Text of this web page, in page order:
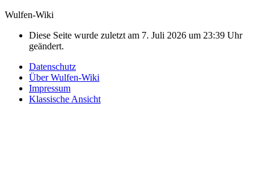
Wulfen-Wiki
Diese Seite wurde zuletzt am 7. Juli 2026 um 23:39 Uhr
geändert.
Datenschutz
Über Wulfen-Wiki
Impressum
Klassische Ansicht